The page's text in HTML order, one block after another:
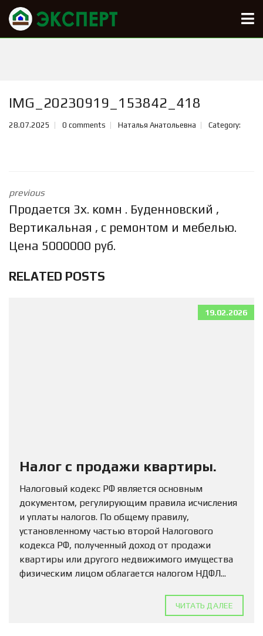
IMG_20230919_153842_418
28.07.2025 0 comments Наталья Анатольевна Category:
previous
Продается 3х. комн . Буденновский ,
Вертикальная , с ремонтом и мебелью.
Цена 5000000 руб.
RELATED POSTS
19.02.2026
Налог с продажи квартиры.
Налоговый кодекс РФ является основным
документом, регулирующим правила исчисления
и уплаты налогов. По общему правилу,
установленному частью второй Налогового
кодекса РФ, полученный доход от продажи
квартиры или другого недвижимого имущества
физическим лицом облагается налогом НДФЛ...
ЧИТАТЬ ДАЛЕЕ